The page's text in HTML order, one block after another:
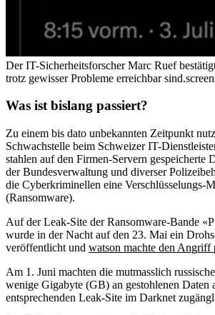
Der IT-Sicherheitsforscher Marc Ruef
trotz gewisser Probleme erreichbar sind.
Was ist bislang passiert?
Zu einem bis dato unbekannten Zeitpunkt
Schwachstelle beim Schweizer IT-
stahlen auf den Firmen-Servern gespeicherte
der Bundesverwaltung und diverser
die Cyberkriminellen eine Verschlüsselungs-
(Ransomware).
Auf der Leak-Site der Ransomware-Bande
wurde in der Nacht auf den 23. Mai ein
veröffentlicht und watson machte den Angriff
Am 1. Juni machten die mutmasslich
wenige Gigabyte (GB) an gestohlenen Daten
entsprechenden Leak-Site im Darknet